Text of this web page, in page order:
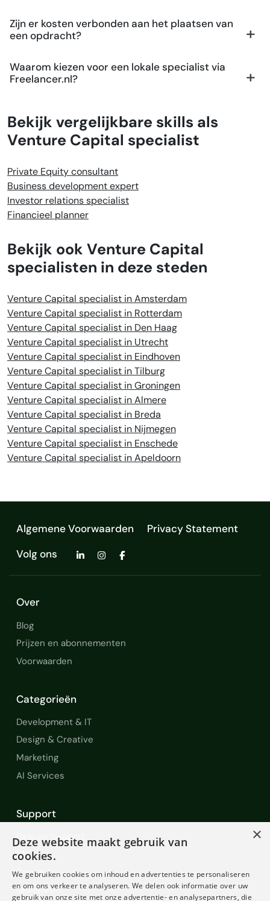
Zijn er kosten verbonden aan het plaatsen van
een opdracht?
Waarom kiezen voor een lokale specialist via
Freelancer.nl?
Bekijk vergelijkbare skills als
Venture Capital specialist
Private Equity consultant
Business development expert
Investor relations specialist
Financieel planner
Bekijk ook Venture Capital
specialisten in deze steden
Venture Capital specialist in Amsterdam
Venture Capital specialist in Rotterdam
Venture Capital specialist in Den Haag
Venture Capital specialist in Utrecht
Venture Capital specialist in Eindhoven
Venture Capital specialist in Tilburg
Venture Capital specialist in Groningen
Venture Capital specialist in Almere
Venture Capital specialist in Breda
Venture Capital specialist in Nijmegen
Venture Capital specialist in Enschede
Venture Capital specialist in Apeldoorn
Algemene Voorwaarden
Privacy Statement
Volg ons
Over
Blog
Prijzen en abonnementen
Voorwaarden
Categorieën
Development & IT
Design & Creative
Marketing
AI Services
Support
Help en Support
FAQ
Contact
Diensten
×
Deze website maakt gebruik van
cookies.
We gebruiken cookies om inhoud en advertenties te personaliseren
en om ons verkeer te analyseren. We delen ook informatie over uw
gebruik van onze site met onze advertentie- en analysepartners, die